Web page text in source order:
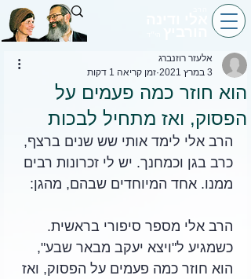
הוא חוזר כמה פעמים על
הפסוק, ואז מתחיל לבכות
אלעזר רוזנברג
3 במרץ 2021
זמן קריאה 1 דקות
הרב אלי לימד אותי שש שנים ברצף,
כרב בגן וכמחנך. יש לי זכרונות רבים
ממנו. אחד המיוחדים שבהם, מהגן:
הרב אלי מספר סיפורי בראשית.
כשמגיע ל"ויצא יעקב מבאר שבע",
הוא חוזר כמה פעמים על הפסוק, ואז